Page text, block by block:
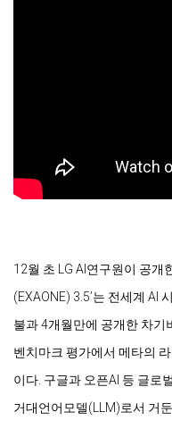
12월 초 LG AI연구원이 공개
(EXAONE) 3.5’는 전세계 AI
불과 4개월만에 공개한 차기
벤치마크 평가에서 메타의
이다. 구글과 오픈AI 등 글로
거대언어모델(LLM)로서 거